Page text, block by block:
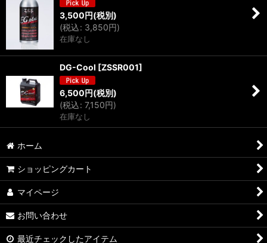
3,500円(税別)
(税込: 3,850円)
在庫なし
DG-Cool [ZSSR001]
6,500円(税別)
(税込: 7,150円)
在庫なし
ホーム
ショッピングカート
マイページ
お問い合わせ
最近チェックしたアイテム